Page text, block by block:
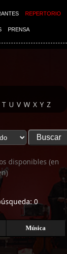
REPERTORIO
PRENSA
T U V W X Y Z
disponibles (en
0
Música